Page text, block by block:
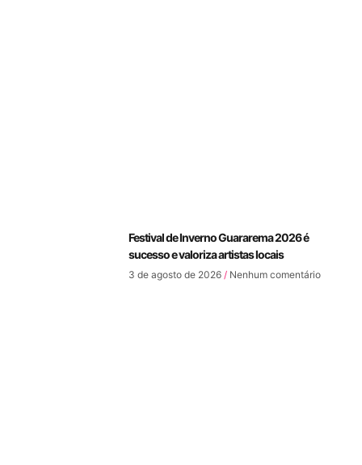
Festival de Inverno Guararema 2026 é
sucesso e valoriza artistas locais
3 de agosto de 2026 Nenhum comentário